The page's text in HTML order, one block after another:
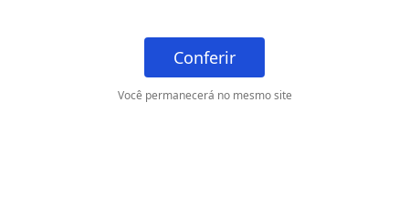
Conferir
Você permanecerá no mesmo site